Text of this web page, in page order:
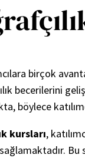
birçok
becerilerini
böylece
kursları,